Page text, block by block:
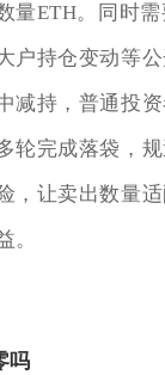
量ETH。同时
户持仓变动等
减持，普通投
轮完成落袋，
，让卖出数量适
。
吗